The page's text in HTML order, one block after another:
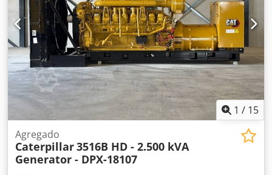
1 / 15
Agregado
Caterpillar3516B HD - 2.500 kVA
Generator - DPX-18107